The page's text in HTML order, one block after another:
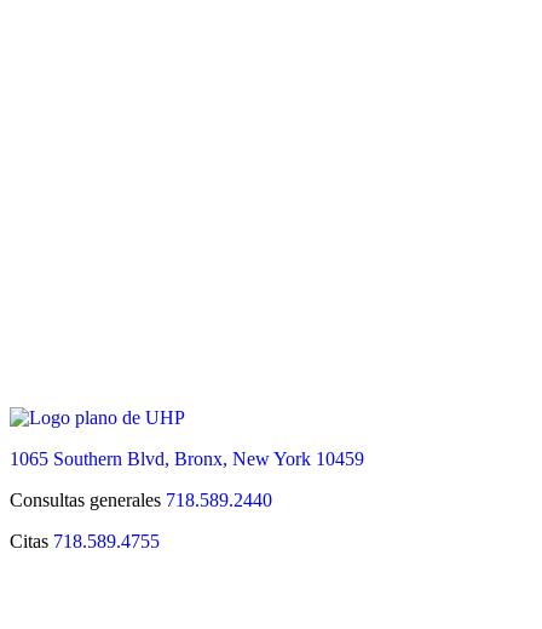
1065 Southern Blvd, Bronx, New York 10459
Consultas generales 718.589.2440
Citas 718.589.4755